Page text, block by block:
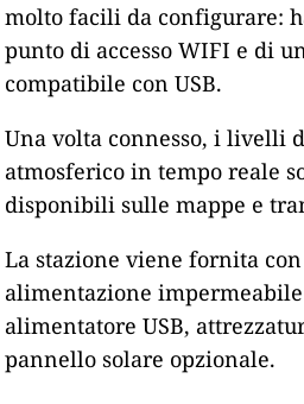
molto facili da configurare:
punto di accesso WIFI e di
compatibile con USB.
Una volta connesso, i livelli
atmosferico in tempo reale
disponibili sulle mappe e
La stazione viene fornita
alimentazione
alimentatore USB,
pannello solare opzionale.